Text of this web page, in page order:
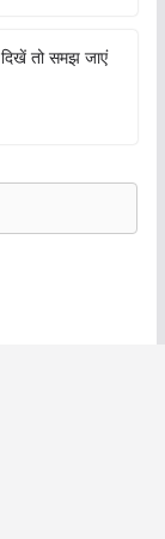
तो समझ जाएं